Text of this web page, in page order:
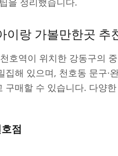
이랑 가볼만한곳 추
호역이 위치한 강동구의
집해 있으며, 천호동 문구
구매할 수 있습니다. 다양
점